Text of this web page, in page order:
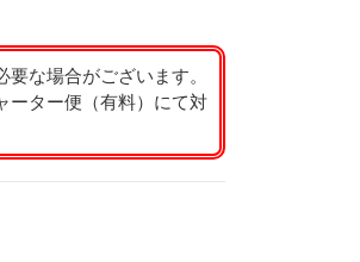
な場合がございます。
ーター便（有料）にて対